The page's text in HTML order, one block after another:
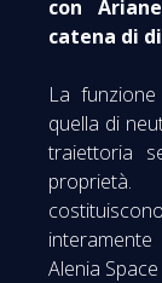
con
catena di
La
quella di
traiettoria
Alenia